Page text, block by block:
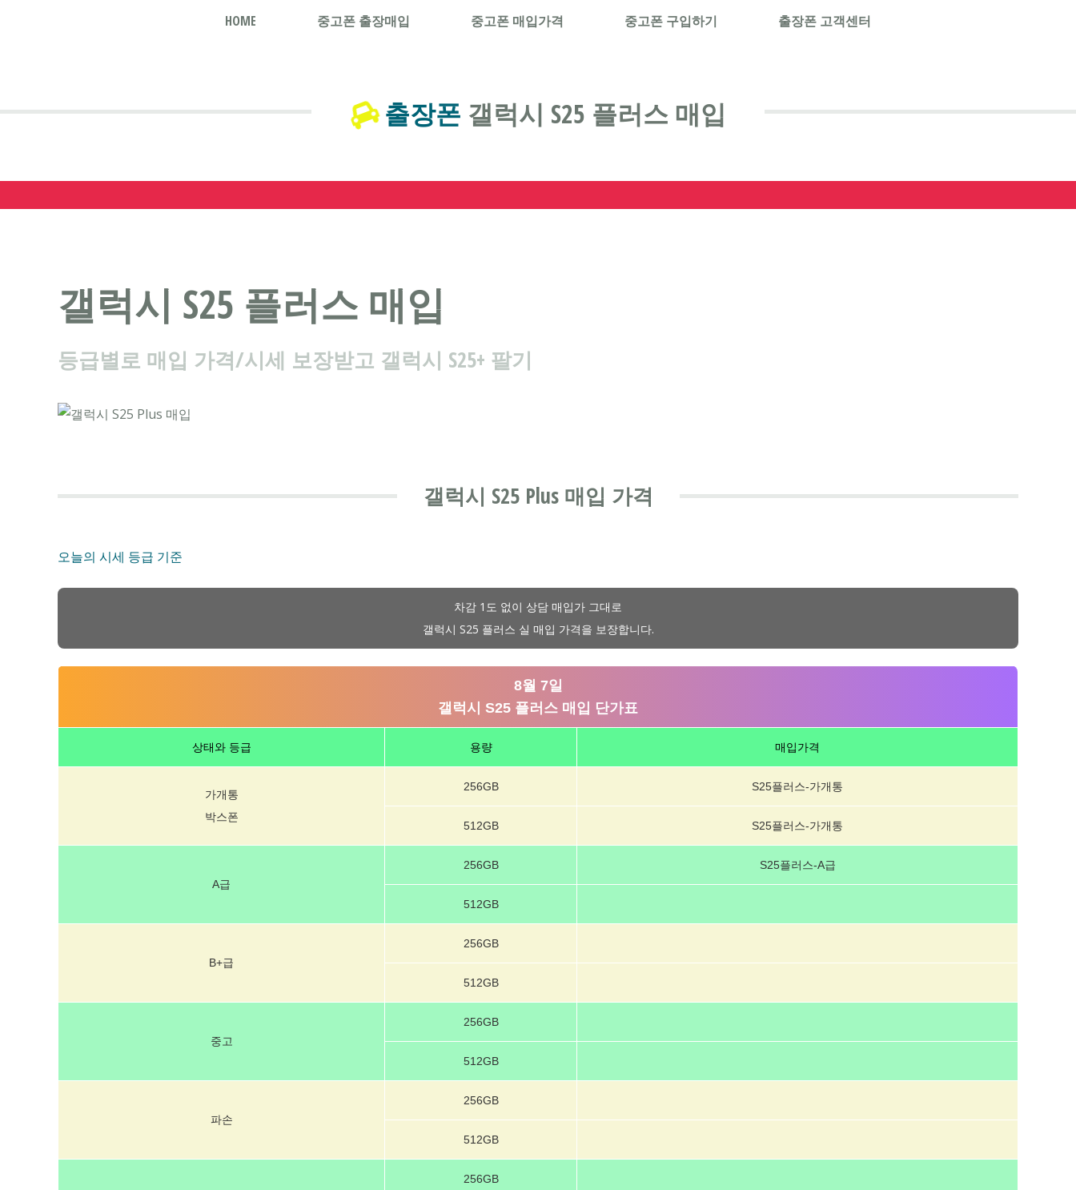
출장폰 갤럭시 S25 플러스 매입
HOME 중고폰 출장매입 중고폰 매입가격 중고폰 구입하기 출장폰 고객센터
갤럭시 S25 플러스 매입
등급별로 매입 가격/시세 보장받고 갤럭시 S25+ 팔기
갤럭시 S25 Plus 매입 가격
오늘의 시세 등급 기준
차감 1도 없이 상담 매입가 그대로
갤럭시 S25 플러스 실 매입 가격을 보장합니다.
8월 7일
갤럭시 S25 플러스 매입 단가표
상태와 등급 용량 매입가격
가개통
박스폰
256GB S25플러스-가개통
512GB S25플러스-가개통
A급
256GB S25플러스-A급
512GB
B+급
256GB
512GB
중고
256GB
512GB
파손
256GB
512GB
256GB